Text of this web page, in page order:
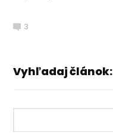
3
Vyhľadaj článok: